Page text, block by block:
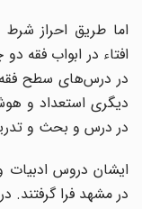
اما طریق احراز شرط
افتاء در ابواب فقه
در درس‌های سطح فقه
دیگری استعداد و
در درس و بحث و
ایشان دروس
در مشهد فرا گرفتند.